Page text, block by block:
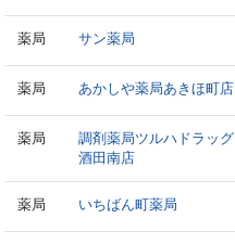
薬局 サン薬局
薬局 あかしや薬局あきほ町店
薬局
調剤薬局ツルハドラッグ
酒田南店
薬局 いちばん町薬局